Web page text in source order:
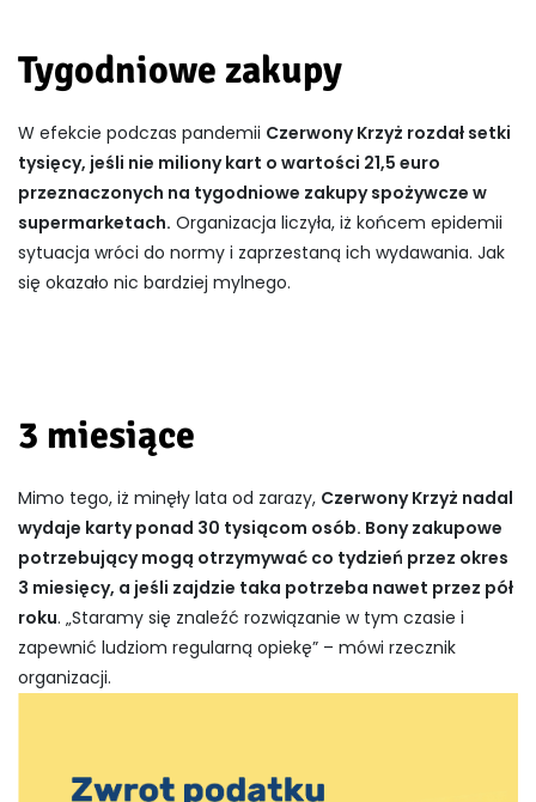
Tygodniowe zakupy
W efekcie podczas pandemii Czerwony Krzyż rozdał setki
tysięcy, jeśli nie miliony kart o wartości 21,5 euro
przeznaczonych na tygodniowe zakupy spożywcze w
supermarketach. Organizacja liczyła, iż końcem epidemii
sytuacja wróci do normy i zaprzestaną ich wydawania. Jak
się okazało nic bardziej mylnego.
3 miesiące
Mimo tego, iż minęły lata od zarazy, Czerwony Krzyż nadal
wydaje karty ponad 30 tysiącom osób. Bony zakupowe
potrzebujący mogą otrzymywać co tydzień przez okres
3 miesięcy, a jeśli zajdzie taka potrzeba nawet przez pół
roku. „Staramy się znaleźć rozwiązanie w tym czasie i
zapewnić ludziom regularną opiekę” – mówi rzecznik
organizacji.